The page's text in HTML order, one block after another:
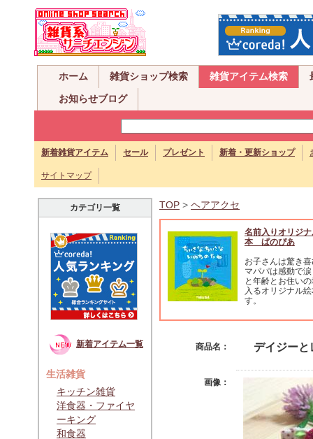
ホーム 雑貨ショップ検索 雑貨アイテム検索
お知らせブログ
新着雑貨アイテム セール プレゼント 新着・更新ショップ
サイトマップ
カテゴリ一覧
新着アイテム一覧
生活雑貨
キッチン雑貨
洋食器・ファイヤ
ーキング
和食器
TOP > ヘアアクセ
名前入りオリジ
本 ぱのぴあ
お子さんは驚き
マパパは感動で
と年齢とお住い
入るオリジナル
す。
商品名： デイジー
画像：